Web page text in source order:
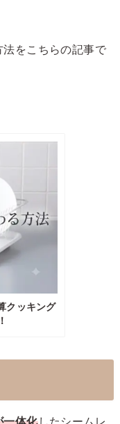
をこちらの記事で
クッキング
一体化したシームレ